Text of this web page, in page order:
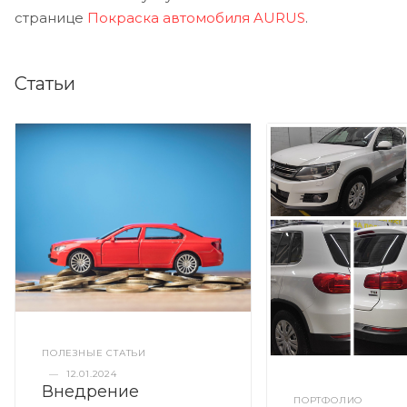
странице Покраска автомобиля AURUS.
Статьи
ПОЛЕЗНЫЕ СТАТЬИ
—
12.01.2024
Внедрение
ПОРТФОЛИО